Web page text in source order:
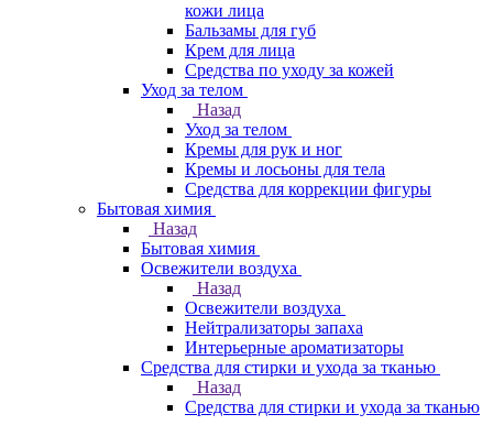
кожи лица
Бальзамы для губ
Крем для лица
Средства по уходу за кожей
Уход за телом
Назад
Уход за телом
Кремы для рук и ног
Кремы и лосьоны для тела
Средства для коррекции фигуры
Бытовая химия
Назад
Бытовая химия
Освежители воздуха
Назад
Освежители воздуха
Нейтрализаторы запаха
Интерьерные ароматизаторы
Средства для стирки и ухода за тканью
Назад
Средства для стирки и ухода за тканью